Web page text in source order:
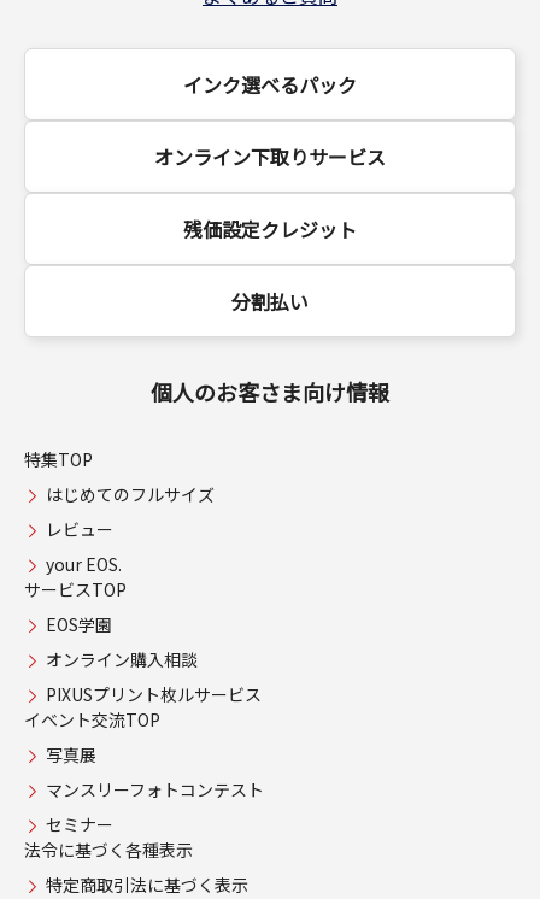
インク選べるパック
オンライン下取りサービス
残価設定クレジット
分割払い
個人のお客さま向け情報
特集TOP
はじめてのフルサイズ
レビュー
your EOS.
サービスTOP
EOS学園
オンライン購入相談
PIXUSプリント枚ルサービス
イベント交流TOP
写真展
マンスリーフォトコンテスト
セミナー
法令に基づく各種表示
特定商取引法に基づく表示